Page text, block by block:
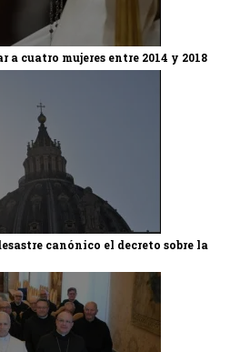
a cuatro mujeres entre 2014 y 2018
canónico el decreto sobre la